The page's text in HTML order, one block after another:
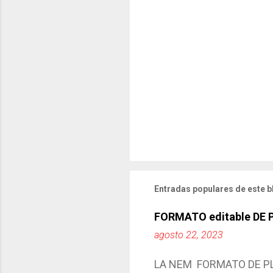
Entradas populares de este
FORMATO editable DE
agosto 22, 2023
LA NEM FORMATO DE